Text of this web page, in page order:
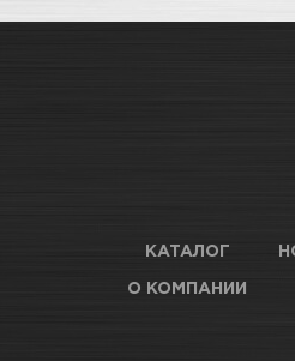
КАТАЛОГ
О КОМПАНИИ